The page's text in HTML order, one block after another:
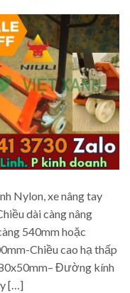
Nylon, xe nâng tay
dài càng nâng
540mm hoặc
Chiều cao hạ thấp
Đường kính
[…]